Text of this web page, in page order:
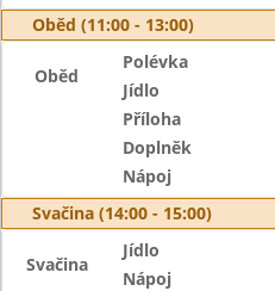
Oběd (11:00 - 13:00)
Oběd
Polévka
Jídlo
Příloha
Doplněk
Nápoj
Svačina (14:00 - 15:00)
Svačina
Jídlo
Nápoj